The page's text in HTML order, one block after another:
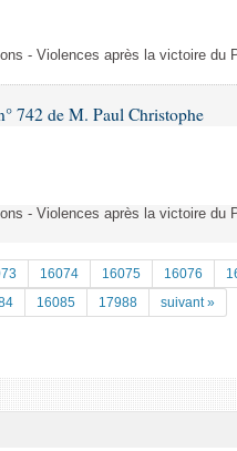
- Violences après la victoire du
742 de M. Paul Christophe
- Violences après la victoire du
16074 16075 16076
16085 17988 suivant »